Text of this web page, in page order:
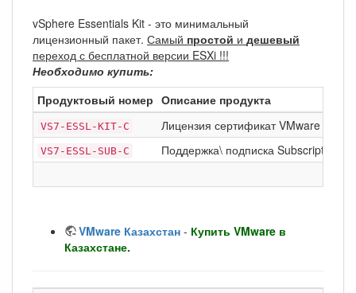
vSphere Essentials Kit - это минимальный
лицензионный пакет. Самый простой и дешевый
переход с бесплатной версии ESXi !!!
Необходимо купить:
Продуктовый номер Описание продукта
VS7-ESSL-KIT-C Лицензия сертификат VMware
VS7-ESSL-SUB-C Поддержка\ подписка Subscription
VMware Казахстан - Купить VMware в
Казахстане.